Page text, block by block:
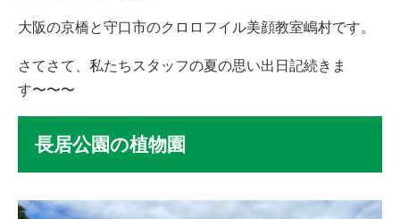
大阪の京橋と守口市のクロロフイル美顔教室嶋村です。
さてさて、私たちスタッフの夏の思い出日記続きま
す〜〜〜
長居公園の植物園